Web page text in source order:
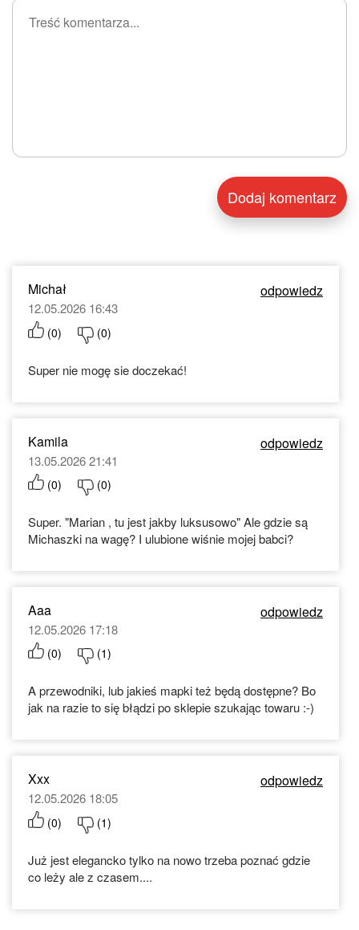
Michał odpowiedz
12.05.2026 16:43
(0) (0)
Super nie mogę sie doczekać!
Kamila odpowiedz
13.05.2026 21:41
(0) (0)
Super. "Marian , tu jest jakby luksusowo" Ale gdzie są
Michaszki na wagę? I ulubione wiśnie mojej babci?
Aaa odpowiedz
12.05.2026 17:18
(0) (1)
A przewodniki, lub jakieś mapki też będą dostępne? Bo
jak na razie to się błądzi po sklepie szukając towaru :⁠-⁠)
Xxx odpowiedz
12.05.2026 18:05
(0) (1)
Już jest elegancko tylko na nowo trzeba poznać gdzie
co leży ale z czasem....